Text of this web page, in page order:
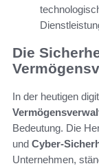
Die
In der heutigen
Bedeutung. Die
und Cyber-
Unternehmen,